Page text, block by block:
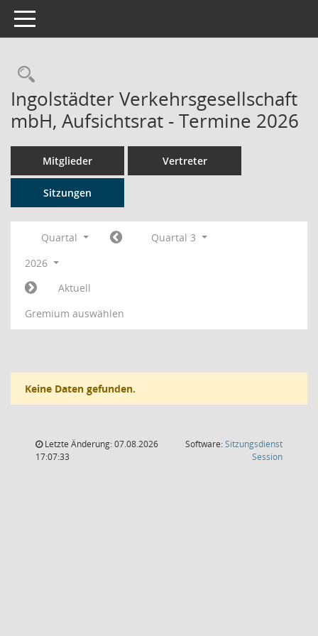
Toggle navigation
Rechercheauswahl
Ingolstädter Verkehrsgesellschaft
mbH, Aufsichtsrat - Termine 2026
Mitglieder Vertreter
Sitzungen
Quartal
Quartal 3
2026
Aktuell
Gremium auswählen
Keine Daten gefunden.
Letzte Änderung: 07.08.2026
17:07:33
Software:Sitzungsdienst
Session(Wird in